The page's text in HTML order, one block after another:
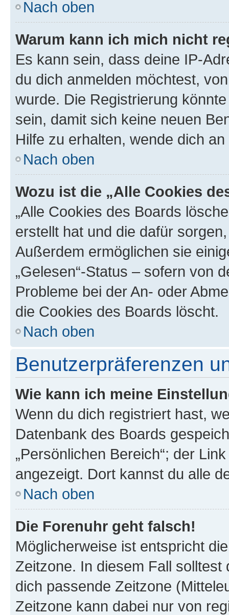
Nach oben
Warum kann ich mich nicht
Es kann sein, dass deine IP-
du dich anmelden möchtest,
wurde. Die Registrierung
sein, damit sich keine neuen
Hilfe zu erhalten, wende dich
Nach oben
Wozu ist die „Alle Cookies
„Alle Cookies des Boards
erstellt hat und die dafür
Außerdem ermöglichen sie
„Gelesen“-Status – sofern von
Probleme bei der An- oder
die Cookies des Boards löscht.
Nach oben
Benutzerpräferenzen
Wie kann ich meine
Wenn du dich registriert hast,
Datenbank des Boards
„Persönlichen Bereich“; der
angezeigt. Dort kannst du alle
Nach oben
Die Forenuhr geht falsch!
Möglicherweise ist entspricht
Zeitzone. In diesem Fall solltest
dich passende Zeitzone
Zeitzone kann dabei nur von